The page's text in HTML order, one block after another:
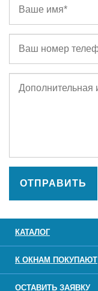
ОТПРАВИТЬ
КАТАЛОГ
К ОКНАМ ПОКУПАЮТ
ОСТАВИТЬ ЗАЯВКУ